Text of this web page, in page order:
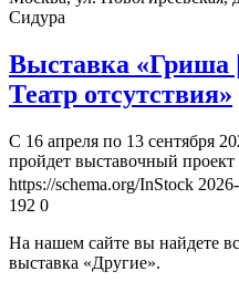
Сидура
Выставка «Гриша
Театр отсутствия»
С 16 апреля по 13 сентября
пройдет выставочный
https://schema.org/InStock
192 0
На нашем сайте вы найдете
выставка «Другие».